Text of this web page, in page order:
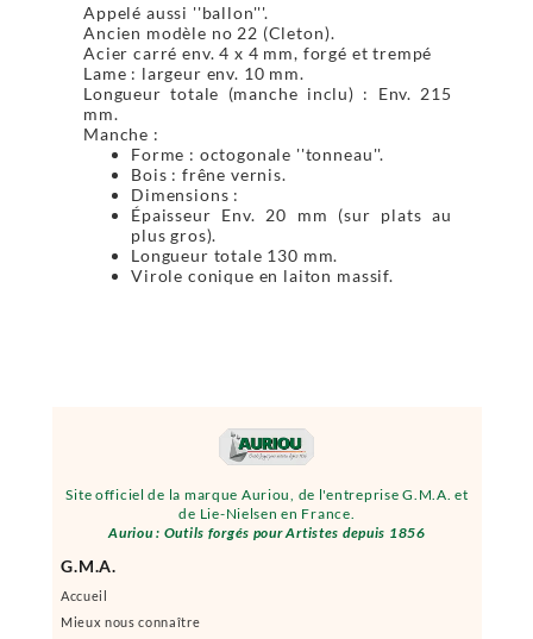
Site officiel de la marque Auriou, de l'entreprise G.M.A. et
de Lie-Nielsen en France.
Auriou : Outils forgés pour Artistes depuis 1856
G.M.A.
Accueil
Mieux nous connaître
Appelé aussi ''ballon'''.
Ancien modèle no 22 (Cleton).
Acier carré env. 4 x 4 mm, forgé et trempé
Lame : largeur env. 10 mm.
Longueur totale (manche inclu) : Env. 215
mm.
Manche :
Forme : octogonale ''tonneau''.
Bois : frêne vernis.
Dimensions :
Épaisseur Env. 20 mm (sur plats au
plus gros).
Longueur totale 130 mm.
Virole conique en laiton massif.